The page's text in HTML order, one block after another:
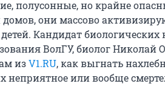
полусонные, но крайне
они массово
Кандидат биологических
ВолГУ, биолог Николай
изV1.RU, как выгнать
неприятное или вообще